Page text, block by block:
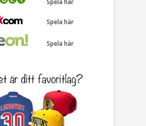
Spela här
Spela här
Spela här